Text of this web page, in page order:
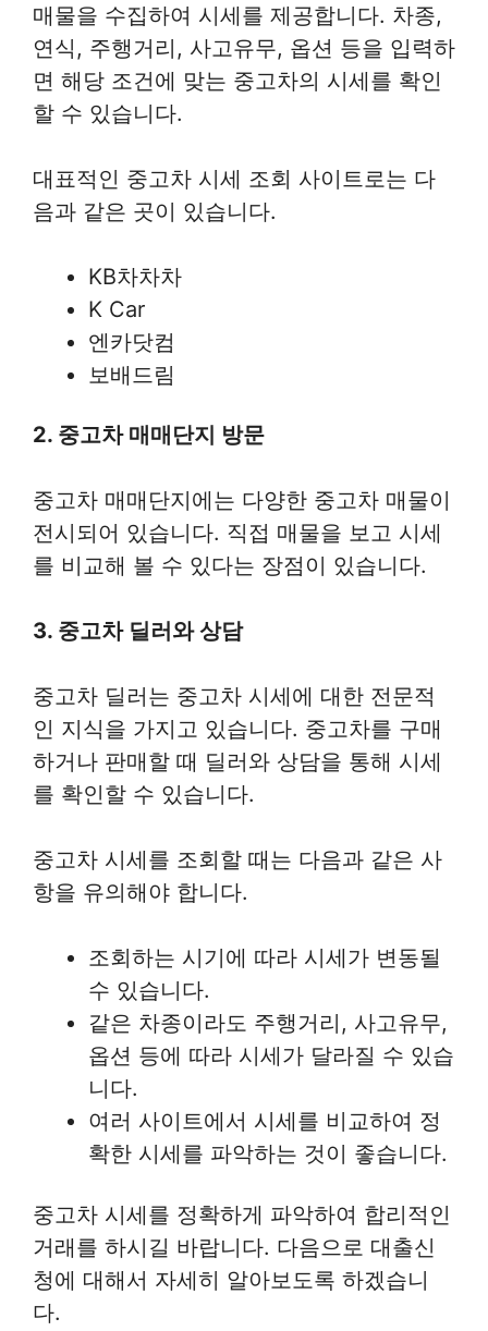
매물을 수집하여 시세를 제공합니다. 차종,
연식, 주행거리, 사고유무, 옵션 등을 입력하
면 해당 조건에 맞는 중고차의 시세를 확인
할 수 있습니다.
대표적인 중고차 시세 조회 사이트로는 다
음과 같은 곳이 있습니다.
KB차차차
K Car
엔카닷컴
보배드림
2. 중고차 매매단지 방문
중고차 매매단지에는 다양한 중고차 매물이
전시되어 있습니다. 직접 매물을 보고 시세
를 비교해 볼 수 있다는 장점이 있습니다.
3. 중고차 딜러와 상담
중고차 딜러는 중고차 시세에 대한 전문적
인 지식을 가지고 있습니다. 중고차를 구매
하거나 판매할 때 딜러와 상담을 통해 시세
를 확인할 수 있습니다.
중고차 시세를 조회할 때는 다음과 같은 사
항을 유의해야 합니다.
조회하는 시기에 따라 시세가 변동될
수 있습니다.
같은 차종이라도 주행거리, 사고유무,
옵션 등에 따라 시세가 달라질 수 있습
니다.
여러 사이트에서 시세를 비교하여 정
확한 시세를 파악하는 것이 좋습니다.
중고차 시세를 정확하게 파악하여 합리적인
거래를 하시길 바랍니다. 다음으로 대출신
청에 대해서 자세히 알아보도록 하겠습니
다.